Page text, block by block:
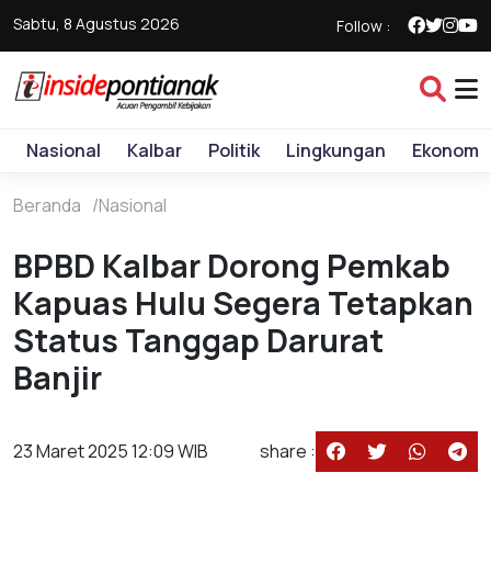
Sabtu, 8 Agustus 2026 Follow :
Nasional Kalbar Politik Lingkungan Ekonomi
Beranda Nasional
BPBD Kalbar Dorong Pemkab
Kapuas Hulu Segera Tetapkan
Status Tanggap Darurat
Banjir
23 Maret 2025 12:09 WIB share :